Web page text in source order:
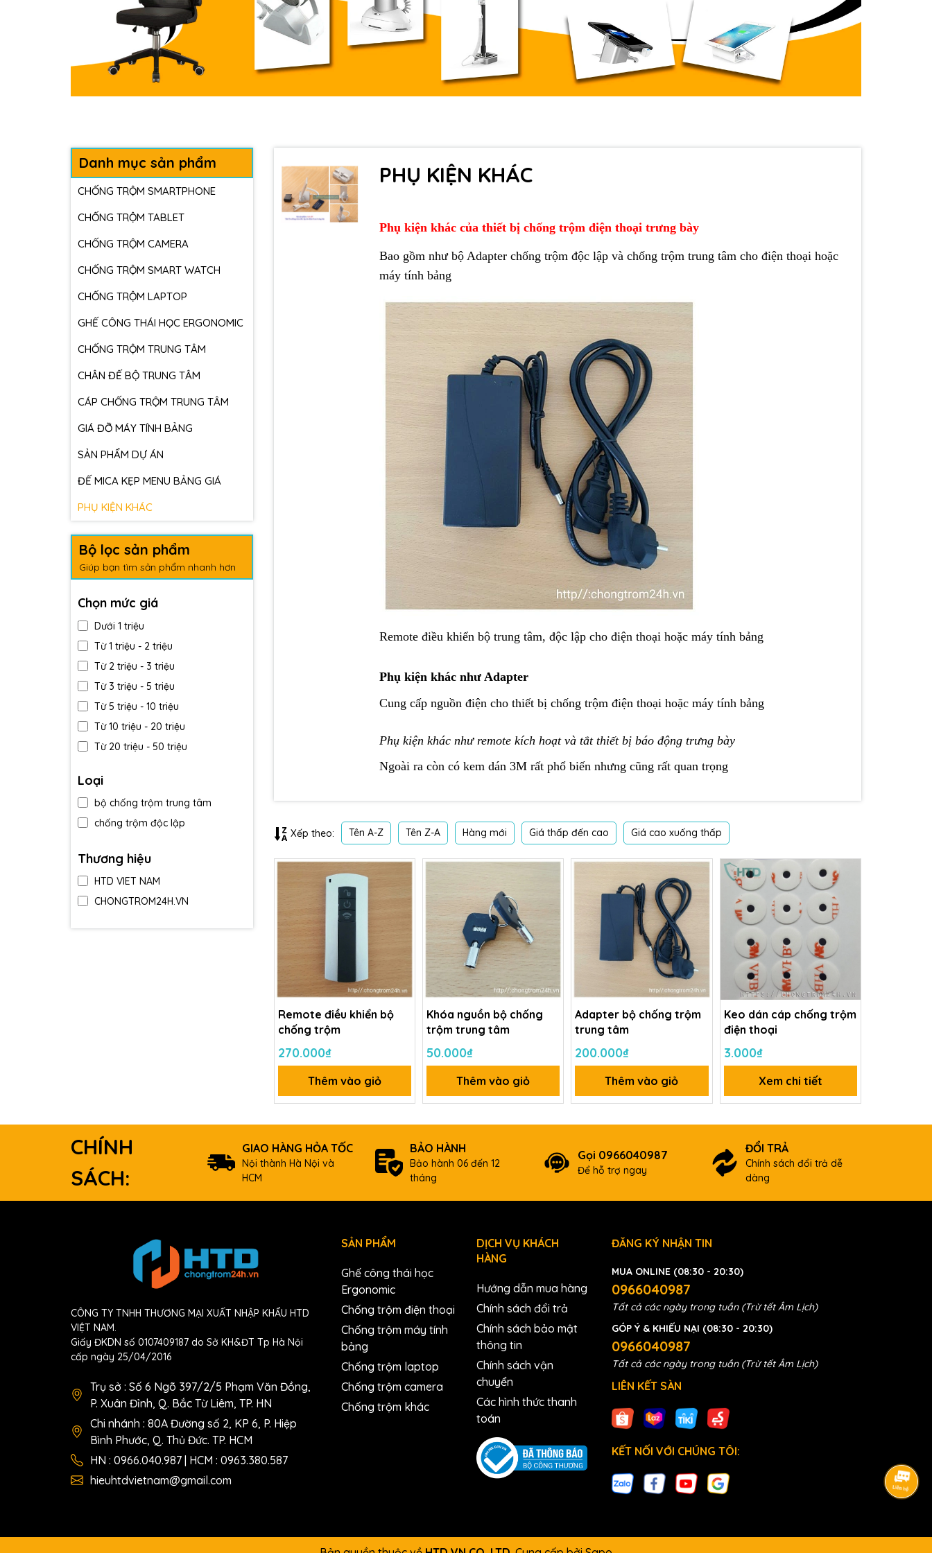
Danh mục sản phẩm
CHỐNG TRỘM SMARTPHONE
CHỐNG TRỘM TABLET
CHỐNG TRỘM CAMERA
CHỐNG TRỘM SMART WATCH
CHỐNG TRỘM LAPTOP
GHẾ CÔNG THÁI HỌC ERGONOMIC
CHỐNG TRỘM TRUNG TÂM
CHÂN ĐẾ BỘ TRUNG TÂM
CÁP CHỐNG TRỘM TRUNG TÂM
GIÁ ĐỠ MÁY TÍNH BẢNG
SẢN PHẨM DỰ ÁN
ĐẾ MICA KẸP MENU BẢNG GIÁ
PHỤ KIỆN KHÁC
Bộ lọc sản phẩm
Giúp bạn tìm sản phẩm nhanh hơn
Chọn mức giá
Dưới 1 triệu
Từ 1 triệu - 2 triệu
Từ 2 triệu - 3 triệu
Từ 3 triệu - 5 triệu
Từ 5 triệu - 10 triệu
Từ 10 triệu - 20 triệu
Từ 20 triệu - 50 triệu
Loại
bộ chống trộm trung tâm
chống trộm độc lập
Thương hiệu
HTD VIET NAM
CHONGTROM24H.VN
PHỤ KIỆN KHÁC
Phụ kiện khác của thiết bị chống trộm điện thoại trưng bày
Bao gồm như bộ Adapter chống trộm độc lập và chống trộm trung tâm cho điện thoại hoặc
máy tính bảng
Remote điều khiển bộ trung tâm, độc lập cho điện thoại hoặc máy tính bảng
Phụ kiện khác như Adapter
Cung cấp nguồn điện cho thiết bị chống trộm điện thoại hoặc máy tính bảng
Phụ kiện khác như remote kích hoạt và tắt thiết bị báo động trưng bày
Ngoài ra còn có kem dán 3M rất phổ biến nhưng cũng rất quan trọng
Xếp theo: Tên A-Z Tên Z-A Hàng mới Giá thấp đến cao Giá cao xuống thấp
Remote điều khiển bộ
chống trộm
270.000₫
Thêm vào giỏ
Khóa nguồn bộ chống
trộm trung tâm
50.000₫
Thêm vào giỏ
Adapter bộ chống trộm
trung tâm
200.000₫
Thêm vào giỏ
Keo dán cáp chống trộm
điện thoại
3.000₫
Xem chi tiết
CHÍNH
SÁCH:
GIAO HÀNG HỎA TỐC
Nội thành Hà Nội và
HCM
BẢO HÀNH
Bảo hành 06 đến 12
tháng
Gọi 0966040987
Để hỗ trợ ngay
ĐỔI TRẢ
Chính sách đổi trả dễ
dàng
CÔNG TY TNHH THƯƠNG MẠI XUẤT NHẬP KHẨU HTD
VIỆT NAM.
Giấy ĐKDN số 0107409187 do Sở KH&ĐT Tp Hà Nội
cấp ngày 25/04/2016
Trụ sở : Số 6 Ngõ 397/2/5 Phạm Văn Đồng,
P. Xuân Đỉnh, Q. Bắc Từ Liêm, TP. HN
Chi nhánh : 80A Đường số 2, KP 6, P. Hiệp
Bình Phước, Q. Thủ Đức. TP. HCM
HN : 0966.040.987 | HCM : 0963.380.587
hieuhtdvietnam@gmail.com
SẢN PHẨM
Ghế công thái học
Ergonomic
Chống trộm điện thoại
Chống trộm máy tính
bảng
Chống trộm laptop
Chống trộm camera
Chống trộm khác
DỊCH VỤ KHÁCH
HÀNG
Hướng dẫn mua hàng
Chính sách đổi trả
Chính sách bảo mật
thông tin
Chính sách vận
chuyển
Các hình thức thanh
toán
ĐĂNG KÝ NHẬN TIN
MUA ONLINE (08:30 - 20:30)
0966040987
Tất cả các ngày trong tuần (Trừ tết Âm Lịch)
GÓP Ý & KHIẾU NẠI (08:30 - 20:30)
0966040987
Tất cả các ngày trong tuần (Trừ tết Âm Lịch)
LIÊN KẾT SÀN
KẾT NỐI VỚI CHÚNG TÔI: